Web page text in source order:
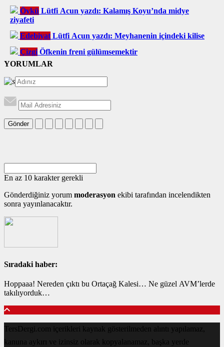
Öykü Lütfi Acun yazdı: Kalamış Koyu’nda midye
ziyafeti
Edebiyat Lütfi Acun yazdı: Meyhanenin içindeki kilise
Çizgi Öfkenin freni gülümsemektir
YORUMLAR
Gönder
En az 10 karakter gerekli
Gönderdiğiniz yorum moderasyon ekibi tarafından incelendikten
sonra yayınlanacaktır.
Sıradaki haber:
Hoppaaa! Nereden çıktı bu Ortaçağ Kalesi… Ne güzel AVM’lerde
takılıyorduk…
TersDergi.com içerikleri kaynak gösterilmeden alıntı yapılamaz,
kanuna aykırı ve izinsiz olarak kopyalanamaz, başka yerde